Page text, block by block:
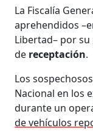
La Fiscalía
aprehendidos
Libertad– por
de receptación.
Los
Nacional en los
durante un
de vehículos